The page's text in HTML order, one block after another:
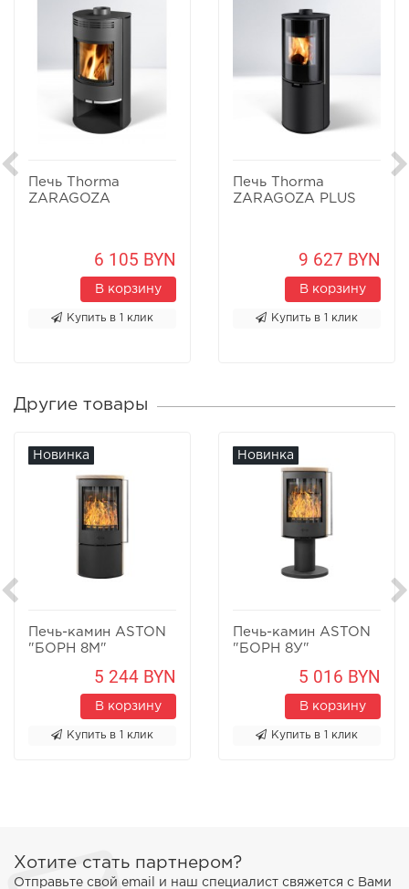
Печь Thorma
ZARAGOZA
6 105 BYN
В корзину
Купить в 1 клик
Печь Thorma
ZARAGOZA PLUS
9 627 BYN
В корзину
Купить в 1 клик
Другие товары
Новинка
Печь-камин ASTON
"БОРН 8М"
5 244 BYN
В корзину
Купить в 1 клик
Новинка
Печь-камин ASTON
"БОРН 8У"
5 016 BYN
В корзину
Купить в 1 клик
Хотите стать партнером?
Отправьте свой email и наш специалист свяжется с Вами